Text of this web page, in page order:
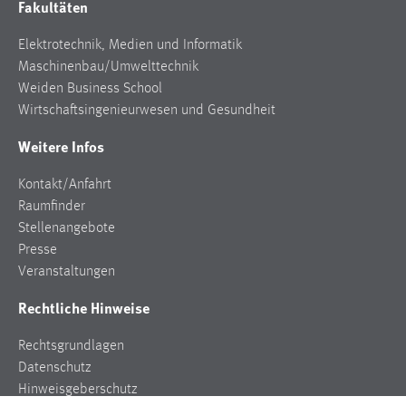
Fakultäten
Elektrotechnik, Medien und Informatik
Maschinenbau/Umwelttechnik
Weiden Business School
Wirtschaftsingenieurwesen und Gesundheit
Weitere Infos
Kontakt/Anfahrt
Raumfinder
Stellenangebote
Presse
Veranstaltungen
Rechtliche Hinweise
Rechtsgrundlagen
Datenschutz
Hinweisgeberschutz
Zweck:
einloggen zu können.
Cookie Laufzeit:
24 Stunden
STATISTIK
Statistik Cookies erfassen Informationen anonym.
Diese Informationen helfen uns zu verstehen, wie
unsere Besucher unsere Website nutzen.
_pk_ref, _pk_cvar, _pk_id, _pk_ses
Zweck: